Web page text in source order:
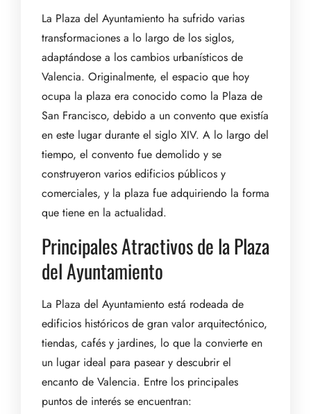
La Plaza del Ayuntamiento ha sufrido varias
transformaciones a lo largo de los siglos,
adaptándose a los cambios urbanísticos de
Valencia. Originalmente, el espacio que hoy
ocupa la plaza era conocido como la Plaza de
San Francisco, debido a un convento que existía
en este lugar durante el siglo XIV. A lo largo del
tiempo, el convento fue demolido y se
construyeron varios edificios públicos y
comerciales, y la plaza fue adquiriendo la forma
que tiene en la actualidad.
Principales Atractivos de la Plaza
del Ayuntamiento
La Plaza del Ayuntamiento está rodeada de
edificios históricos de gran valor arquitectónico,
tiendas, cafés y jardines, lo que la convierte en
un lugar ideal para pasear y descubrir el
encanto de Valencia. Entre los principales
puntos de interés se encuentran: